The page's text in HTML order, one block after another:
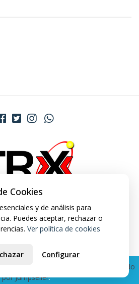
los derechos reservados.
Desarrollado
por Jumpseller.
Cookies
y de análisis para
Puedes aceptar, rechazar o
Ver política de cookies
Configurar